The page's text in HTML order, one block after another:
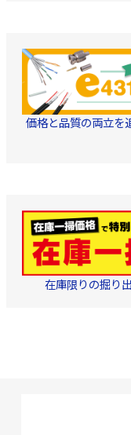
Mac・・・
VSPlayer_mac64
※EZVIZアプリのライブ
ビューモードまたは再生
モードで、書き出した動
画ファイルは、直接スマ
ートフォンの写真アルバ
ムに保存され、そのまま
量:製品/108g 、パッケ
ージ/178g 付属品:ブラケ
ット、スクリューキット
価格と品質の両立を
在庫限りの掘り